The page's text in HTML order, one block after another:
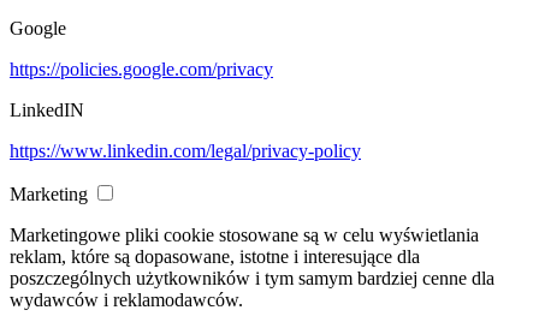
Google
https://policies.google.com/privacy
LinkedIN
https://www.linkedin.com/legal/privacy-policy
Marketing
Marketingowe pliki cookie stosowane są w celu wyświetlania
reklam, które są dopasowane, istotne i interesujące dla
poszczególnych użytkowników i tym samym bardziej cenne dla
wydawców i reklamodawców.